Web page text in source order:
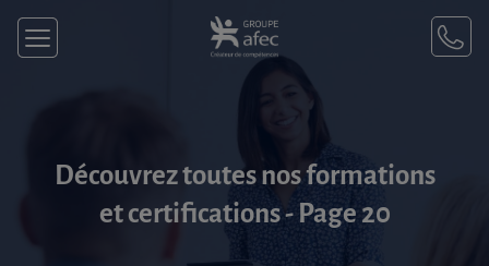
Découvrez toutes nos formations
et certifications - Page 20